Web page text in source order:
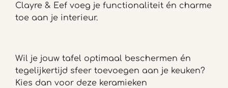
Clayre & Eef voeg je functionaliteit én charme
toe aan je interieur.
Wil je jouw tafel optimaal beschermen én
tegelijkertijd sfeer toevoegen aan je keuken?
Kies dan voor deze keramieken